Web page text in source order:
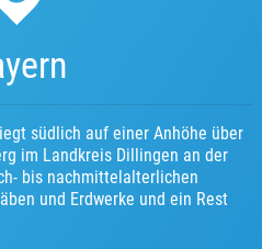
südlich auf einer Anhöhe über
im Landkreis Dillingen an der
bis nachmittelalterlichen
und Erdwerke und ein Rest